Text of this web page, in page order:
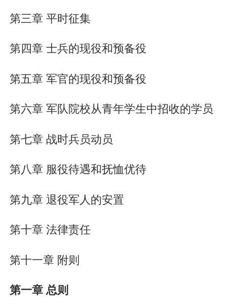
第三章 平时征集
第四章 士兵的现役和预备役
第五章 军官的现役和预备役
第六章 军队院校从青年学生中招收的学员
第七章 战时兵员动员
第八章 服役待遇和抚恤优待
第九章 退役军人的安置
第十章 法律责任
第十一章 附则
第一章 总则